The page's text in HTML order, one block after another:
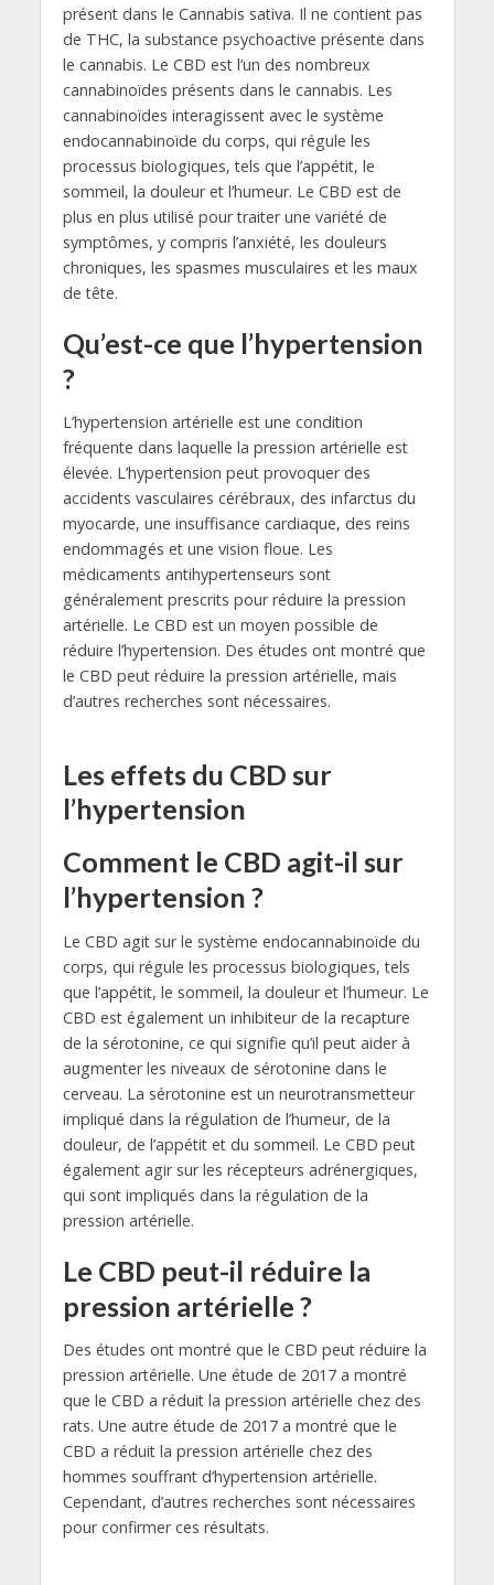
présent dans le Cannabis sativa. Il ne contient pas
de THC, la substance psychoactive présente dans
le cannabis. Le CBD est l’un des nombreux
cannabinoïdes présents dans le cannabis. Les
cannabinoïdes interagissent avec le système
endocannabinoïde du corps, qui régule les
processus biologiques, tels que l’appétit, le
sommeil, la douleur et l’humeur. Le CBD est de
plus en plus utilisé pour traiter une variété de
symptômes, y compris l’anxiété, les douleurs
chroniques, les spasmes musculaires et les maux
de tête.
Qu’est-ce que l’hypertension
?
L’hypertension artérielle est une condition
fréquente dans laquelle la pression artérielle est
élevée. L’hypertension peut provoquer des
accidents vasculaires cérébraux, des infarctus du
myocarde, une insuffisance cardiaque, des reins
endommagés et une vision floue. Les
médicaments antihypertenseurs sont
généralement prescrits pour réduire la pression
artérielle. Le CBD est un moyen possible de
réduire l’hypertension. Des études ont montré que
le CBD peut réduire la pression artérielle, mais
d’autres recherches sont nécessaires.
Les effets du CBD sur
l’hypertension
Comment le CBD agit-il sur
l’hypertension ?
Le CBD agit sur le système endocannabinoïde du
corps, qui régule les processus biologiques, tels
que l’appétit, le sommeil, la douleur et l’humeur. Le
CBD est également un inhibiteur de la recapture
de la sérotonine, ce qui signifie qu’il peut aider à
augmenter les niveaux de sérotonine dans le
cerveau. La sérotonine est un neurotransmetteur
impliqué dans la régulation de l’humeur, de la
douleur, de l’appétit et du sommeil. Le CBD peut
également agir sur les récepteurs adrénergiques,
qui sont impliqués dans la régulation de la
pression artérielle.
Le CBD peut-il réduire la
pression artérielle ?
Des études ont montré que le CBD peut réduire la
pression artérielle. Une étude de 2017 a montré
que le CBD a réduit la pression artérielle chez des
rats. Une autre étude de 2017 a montré que le
CBD a réduit la pression artérielle chez des
hommes souffrant d’hypertension artérielle.
Cependant, d’autres recherches sont nécessaires
pour confirmer ces résultats.